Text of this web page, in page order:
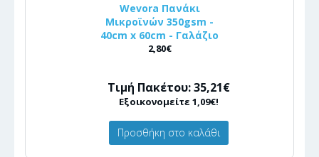
Wevora Πανάκι
Μικροϊνών 350gsm -
40cm x 60cm - Γαλάζιο
2,80€
Τιμή Πακέτου: 35,21€
Εξοικονομείτε 1,09€!
Προσθήκη στο καλάθι